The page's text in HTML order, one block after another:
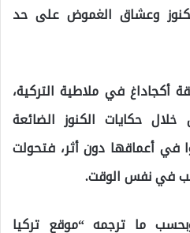
وعشاق الغموض على حد
أكجاداغ في ملاطية التركية،
حكايات الكنوز الضائعة
في أعماقها دون أثر، فتحولت
في نفس الوقت.
ما ترجمه “موقع تركيا